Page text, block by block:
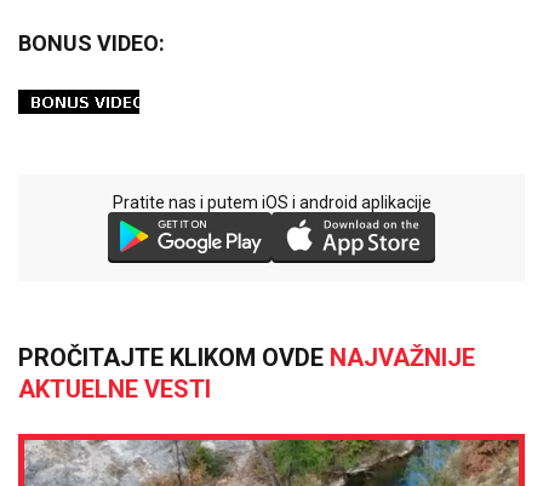
BONUS VIDEO:
Pratite nas i putem iOS i android aplikacije
PROČITAJTE KLIKOM OVDE NAJVAŽNIJE
AKTUELNE VESTI